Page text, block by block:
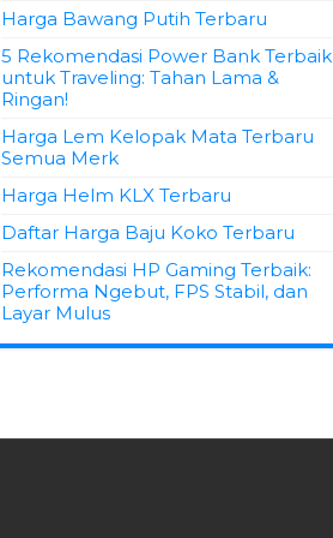
Harga Bawang Putih Terbaru
5 Rekomendasi Power Bank Terbaik
untuk Traveling: Tahan Lama &
Ringan!
Harga Lem Kelopak Mata Terbaru
Semua Merk
Harga Helm KLX Terbaru
Daftar Harga Baju Koko Terbaru
Rekomendasi HP Gaming Terbaik:
Performa Ngebut, FPS Stabil, dan
Layar Mulus